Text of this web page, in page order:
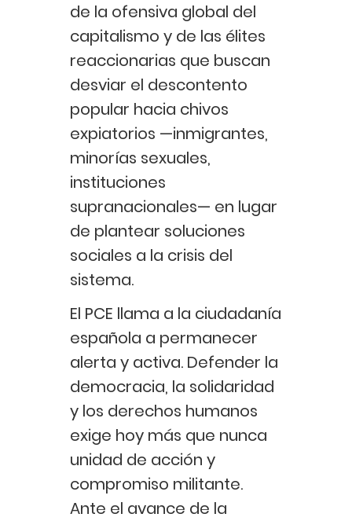
de la ofensiva global del
capitalismo y de las élites
reaccionarias que buscan
desviar el descontento
popular hacia chivos
expiatorios —inmigrantes,
minorías sexuales,
instituciones
supranacionales— en lugar
de plantear soluciones
sociales a la crisis del
sistema.
El PCE llama a la ciudadanía
española a permanecer
alerta y activa. Defender la
democracia, la solidaridad
y los derechos humanos
exige hoy más que nunca
unidad de acción y
compromiso militante.
Ante el avance de la